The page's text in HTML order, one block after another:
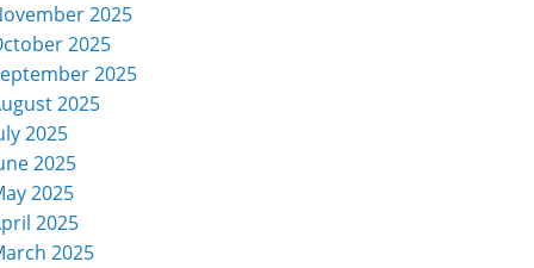
2025
2025
2025
2025
2025
2025
2025
2025
2025